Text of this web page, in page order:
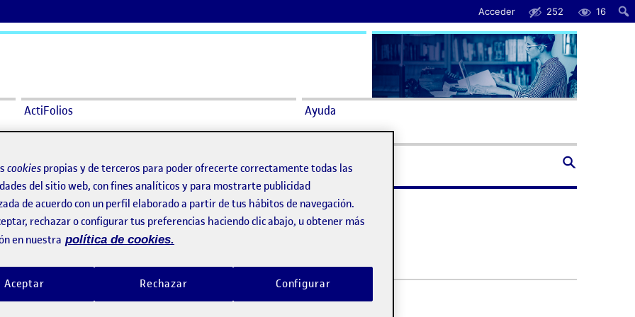
Acceder 252 16
ActiFolios Ayuda
– PREPROYECTO
en PEC 2 – La visionaria – PREPROYECTO
cookies propias y de terceros para poder ofrecerte correctamente todas las
del sitio web, con fines analíticos y para mostrarte publicidad
de acuerdo con un perfil elaborado a partir de tus hábitos de navegación.
rechazar o configurar tus preferencias haciendo clic abajo, u obtener más
en nuestra política de cookies.
Rechazar
Aceptar Configurar